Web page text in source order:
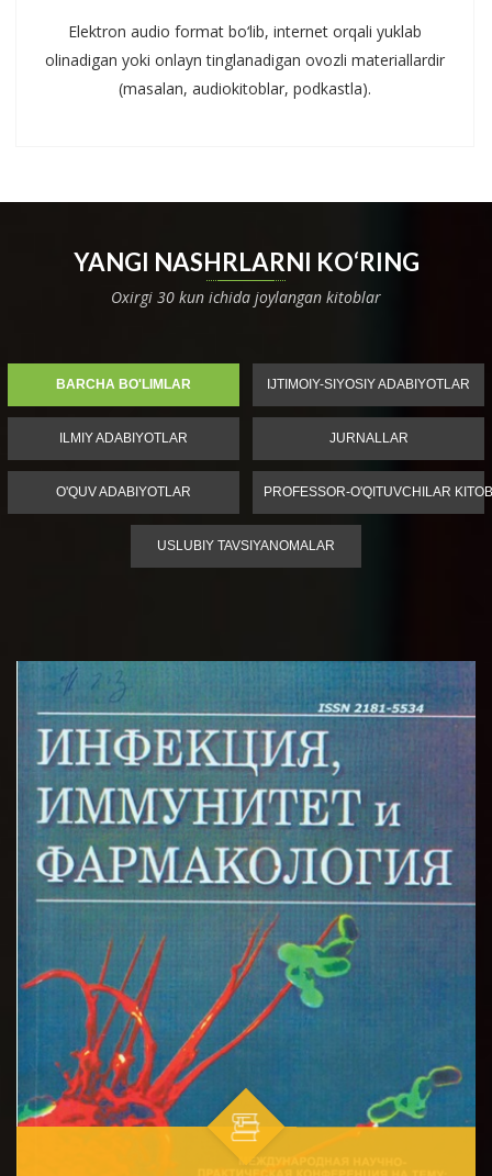
Elektron audio format bo‘lib, internet orqali yuklab
olinadigan yoki onlayn tinglanadigan ovozli materiallardir
(masalan, audiokitoblar, podkastla).
YANGI NASHRLARNI KO‘RING
Oxirgi 30 kun ichida joylangan kitoblar
BARCHA BO'LIMLAR IJTIMOIY-SIYOSIY ADABIYOTLAR
ILMIY ADABIYOTLAR JURNALLAR
O'QUV ADABIYOTLAR PROFESSOR-O'QITUVCHILAR
USLUBIY TAVSIYANOMALAR